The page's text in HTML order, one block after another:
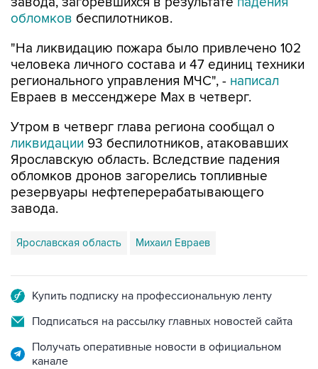
обломков беспилотников.
"На ликвидацию пожара было привлечено 102
человека личного состава и 47 единиц техники
регионального управления МЧС", - написал
Евраев в мессенджере Мах в четверг.
Утром в четверг глава региона сообщал о
ликвидации 93 беспилотников, атаковавших
Ярославскую область. Вследствие падения
обломков дронов загорелись топливные
резервуары нефтеперерабатывающего
завода.
Ярославская область Михаил Евраев
Купить подписку на профессиональную ленту
Подписаться на рассылку главных новостей сайта
Получать оперативные новости в официальном
канале